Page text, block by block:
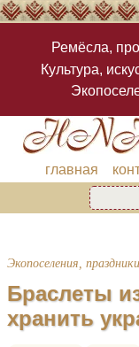
Ремёсла,
Культура,
главная
Экопоселения, праздники
Браслеты
хранить